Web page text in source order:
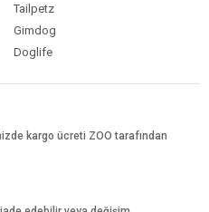
Tailpetz
Gimdog
Doglife
kargo ücreti ZOO tarafından